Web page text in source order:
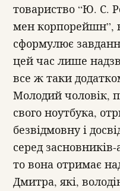
товариство “Ю. С.
мен корпорейшн”,
сформулює
цей час лише
все ж таки
Молодий чоловік,
свого ноутбука,
безвідмовну і
серед
то вона отримає
Дмитра, які,